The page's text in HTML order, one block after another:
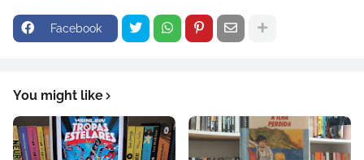
Facebook
You might like